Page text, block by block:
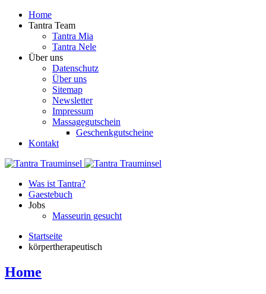
Home
Tantra Team
Tantra Mia
Tantra Nele
Über uns
Datenschutz
Über uns
Sitemap
Newsletter
Impressum
Massagegutschein
Geschenkgutscheine
Kontakt
Was ist Tantra?
Gaestebuch
Jobs
Masseurin gesucht
Startseite
körpertherapeutisch
Home